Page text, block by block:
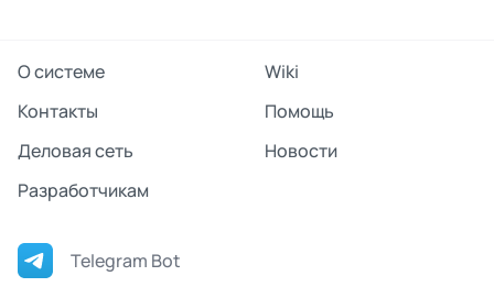
О системе
Wiki
Контакты
Помощь
Деловая сеть
Новости
Разработчикам
Telegram Bot